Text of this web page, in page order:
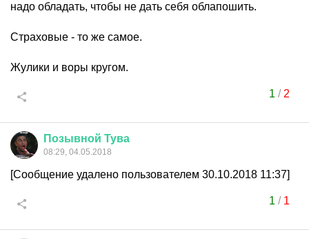
надо обладать, чтобы не дать себя облапошить.
Cтраховые - то же самое.
Жулики и воры кругом.
1 / 2
Позывной Тува
08:29, 04.05.2018
[Сообщение удалено пользователем 30.10.2018 11:37]
1 / 1